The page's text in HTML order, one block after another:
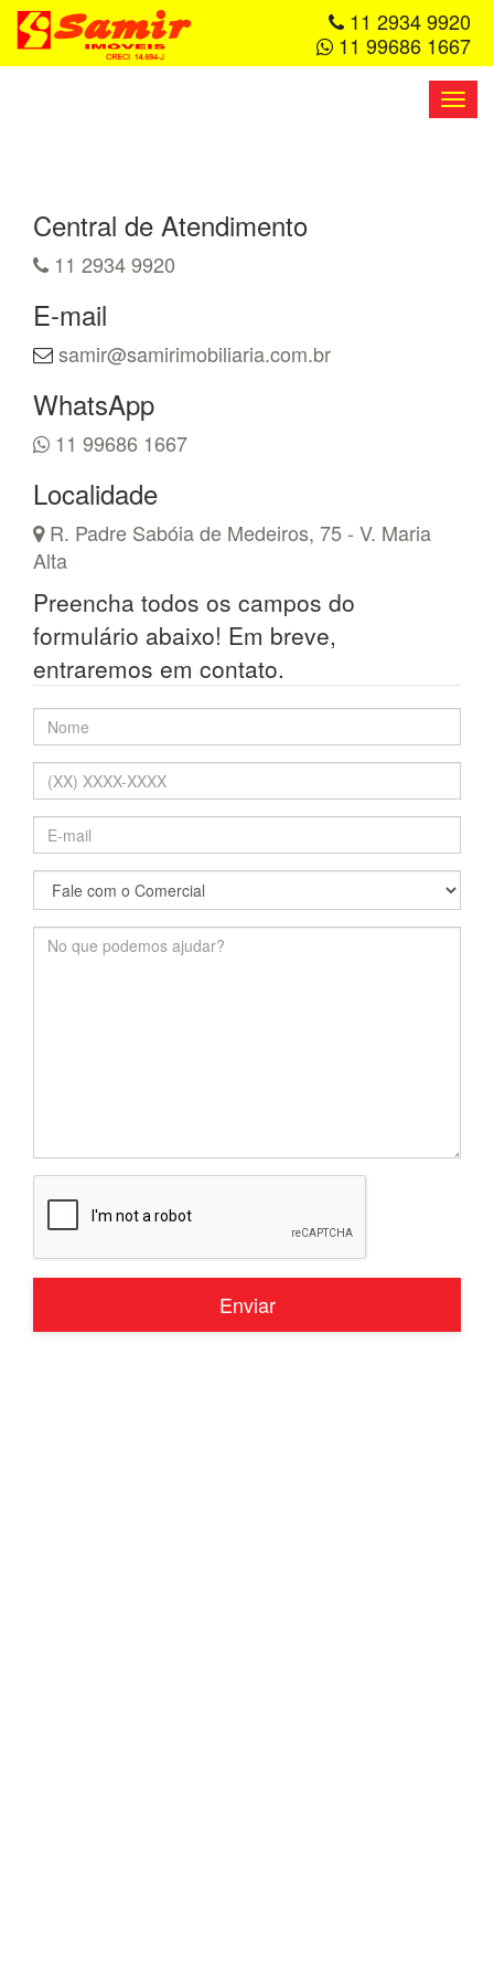
11 2934 9920
11 99686 1667
Central de Atendimento
11 2934 9920
E-mail
samir@samirimobiliaria.com.br
WhatsApp
11 99686 1667
Localidade
R. Padre Sabóia de Medeiros, 75 - V. Maria
Alta
Preencha todos os campos do
formulário abaixo! Em breve,
entraremos em contato.